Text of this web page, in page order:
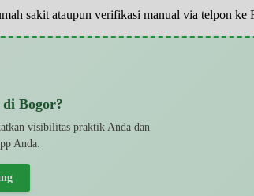
sakit ataupun verifikasi manual via telpon ke
Bogor?
visibilitas praktik Anda dan
Anda.